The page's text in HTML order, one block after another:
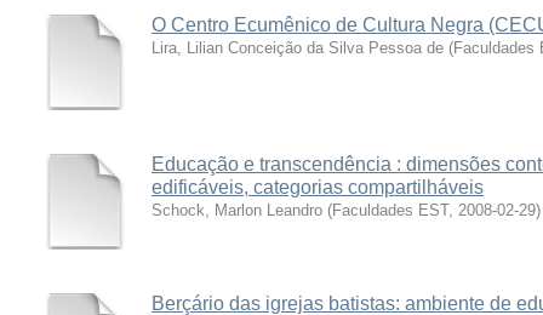
O Centro Ecumênico de Cultura Negra
Lira, Lilian Conceição da Silva Pessoa de (Faculdades
Educação e transcendência : dimensões
edificáveis, categorias compartilháveis
Schock, Marlon Leandro (Faculdades EST, 2008-02-29)
Berçário das igrejas batistas: ambiente de